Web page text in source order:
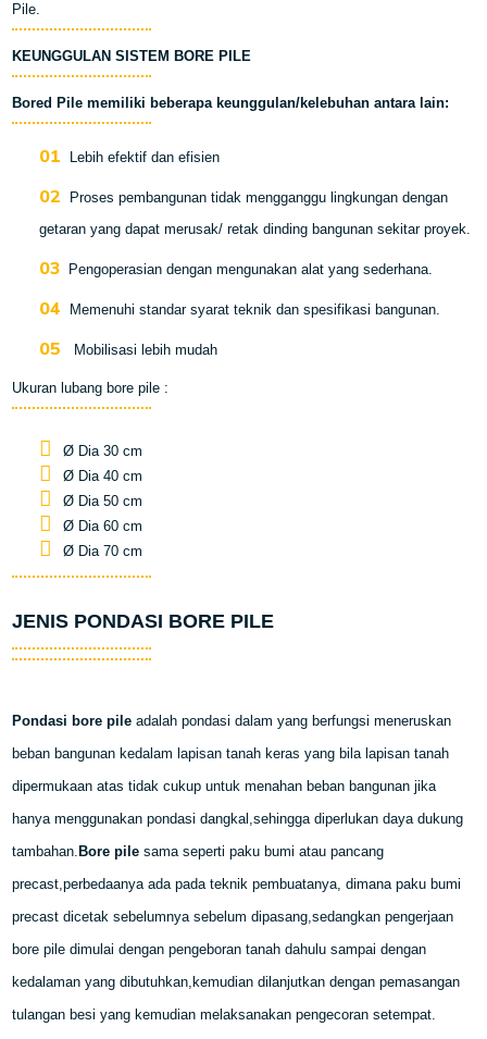
Pile.
KEUNGGULAN SISTEM BORE PILE
Bored Pile memiliki beberapa keunggulan/kelebuhan antara lain:
Lebih efektif dan efisien
Proses pembangunan tidak mengganggu lingkungan dengan
getaran yang dapat merusak/ retak dinding bangunan sekitar proyek.
Pengoperasian dengan mengunakan alat yang sederhana.
Memenuhi standar syarat teknik dan spesifikasi bangunan.
Mobilisasi lebih mudah
Ukuran lubang bore pile :
Ø Dia 30 cm
Ø Dia 40 cm
Ø Dia 50 cm
Ø Dia 60 cm
Ø Dia 70 cm
JENIS PONDASI BORE PILE
Pondasi bore pile adalah pondasi dalam yang berfungsi meneruskan
beban bangunan kedalam lapisan tanah keras yang bila lapisan tanah
dipermukaan atas tidak cukup untuk menahan beban bangunan jika
hanya menggunakan pondasi dangkal,sehingga diperlukan daya dukung
tambahan. Bore pile sama seperti paku bumi atau pancang
precast,perbedaanya ada pada teknik pembuatanya, dimana paku bumi
precast dicetak sebelumnya sebelum dipasang,sedangkan pengerjaan
bore pile dimulai dengan pengeboran tanah dahulu sampai dengan
kedalaman yang dibutuhkan,kemudian dilanjutkan dengan pemasangan
tulangan besi yang kemudian melaksanakan pengecoran setempat.